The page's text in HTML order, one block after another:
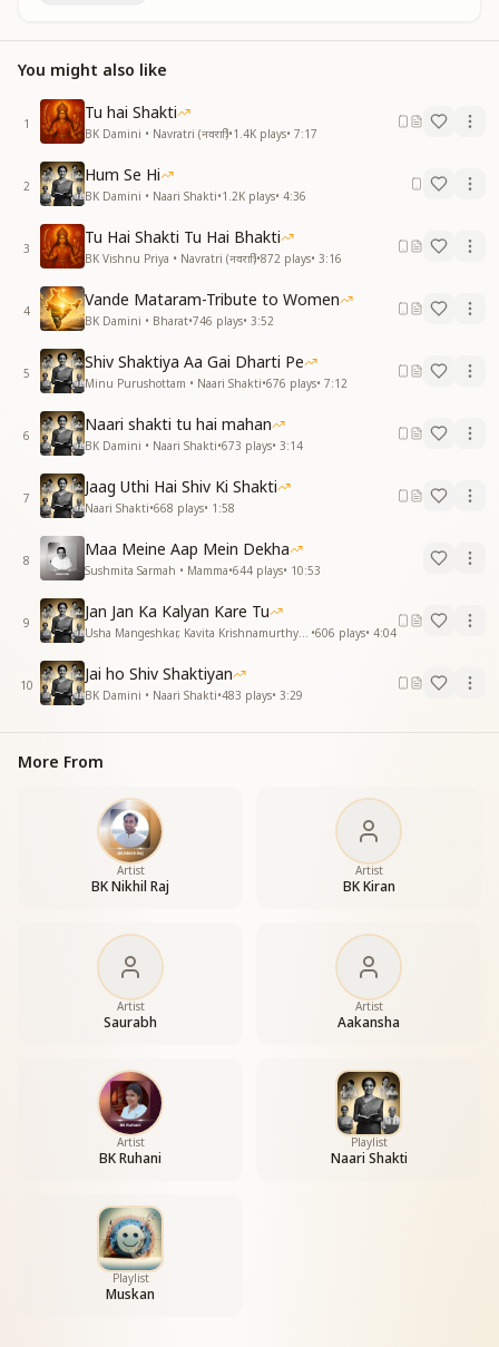
चीर पहाड़ों को हमने रास्ते सरल बनाए है
मोडी नदिया बांध बनाए नए तराने गाए है
गाए है
चीर पहाड़ों को हमने रास्ते सरल बनाए है
मोडी नदिया बांध बनाए नए तराने गाए है
5विकारोंको अपनाने से बदले है दिनमान
प्रेम और सहयोग है साथी यह नहीं विसरावो
राग द्वेष की
उसको तुम भर पाओ
सच कहता हु पाले वे हम खोई हुई पहचान
कभी तुम खोना मत मुस्कान
गूंजता रहे सदा ये गान
मुस्कान मुस्कान तुम हो जग की मुस्कान
मुस्कान मुस्कान तुम हो जग की मुस्कान
बस अब करना है एक काम
जो लौटे भारत का सम्मान
जो है गुमशुम है जो नाम
लौटा दे उसकी मुस्कान
मुस्कान मुस्कान तुम हो जग की मुस्कान
मुस्कान मुस्कान तुम हो जग की मुस्कान
मुस्कान मुस्कान तुम हो जग की मुस्कान
You might also like
1
Tu hai Shakti
BK Damini • Navratri (नवरात्रि)•1.4K plays• 7:17
2
Hum Se Hi
BK Damini • Naari Shakti•1.2K plays• 4:36
3
Tu Hai Shakti Tu Hai Bhakti
BK Vishnu Priya • Navratri (नवरात्रि)•872 plays• 3:16
4
Vande Mataram-Tribute to Women
BK Damini • Bharat•746 plays• 3:52
5
Shiv Shaktiya Aa Gai Dharti Pe
Minu Purushottam • Naari Shakti•676 plays• 7:12
6
Naari shakti tu hai mahan
BK Damini • Naari Shakti•673 plays• 3:14
7
Jaag Uthi Hai Shiv Ki Shakti
Naari Shakti•668 plays• 1:58
8
Maa Meine Aap Mein Dekha
Sushmita Sarmah • Mamma•644 plays• 10:53
9
Jan Jan Ka Kalyan Kare Tu
•606 plays• 4:04
10
Jai ho Shiv Shaktiyan
BK Damini • Naari Shakti•483 plays• 3:29
More From
Artist
BK Nikhil Raj
Artist
BK Kiran
Artist
Saurabh
Artist
Aakansha
Artist
BK Ruhani
Playlist
Naari Shakti
Playlist
Muskan